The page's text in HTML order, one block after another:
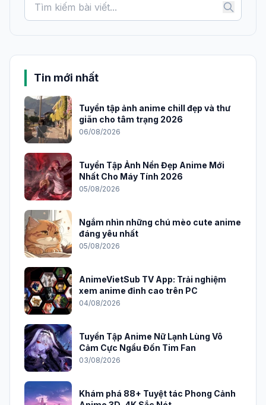
Tin mới nhất
Tuyển tập ảnh anime chill đẹp và thư
giãn cho tâm trạng 2026
06/08/2026
Tuyển Tập Ảnh Nền Đẹp Anime Mới
Nhất Cho Máy Tính 2026
05/08/2026
Ngắm nhìn những chú mèo cute anime
đáng yêu nhất
05/08/2026
AnimeVietSub TV App: Trải nghiệm
xem anime đỉnh cao trên PC
04/08/2026
Tuyển Tập Anime Nữ Lạnh Lùng Vô
Cảm Cực Ngầu Đốn Tim Fan
03/08/2026
Khám phá 88+ Tuyệt tác Phong Cảnh